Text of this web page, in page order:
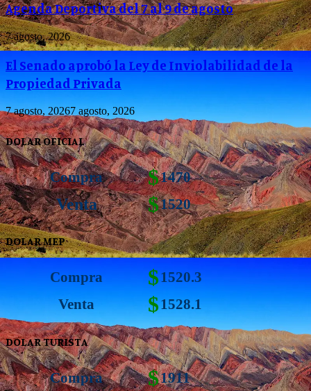
Agenda Deportiva del 7 al 9 de agosto
7 agosto, 2026
El Senado aprobó la Ley de Inviolabilidad de la
Propiedad Privada
7 agosto, 20267 agosto, 2026
DOLAR OFICIAL
Compra $1470
Venta $1520
DOLAR MEP
Compra $1520.3
Venta
$1528.1
DOLAR TURISTA
Compra $1911